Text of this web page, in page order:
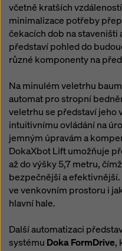
včetně kratších
minimalizace potřeby
čekacích dob na staveništi
představí pohled do
různé komponenty na
Na minulém veletrhu
automat pro stropní
veletrhu se představí jeho
intuitivnímu ovládání na
jemným úpravám a
DokaXbot Lift umožňuje
až do výšky 5,7 metru,
bezpečnější a
ve venkovním prostoru i
hlavní hale.
Další automatizaci
systému Doka FormDrive,